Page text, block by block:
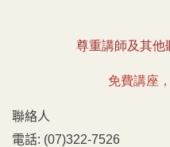
尊重講師及其他
免費講座
聯絡人
電話: (07)322-7526